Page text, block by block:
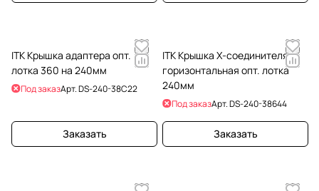
ITK Крышка адаптера опт.
лотка 360 на 240мм
Под заказАрт.DS-240-38C22
Заказать
ITK Крышка Х-соединителя
горизонтальная опт. лотка
240мм
Под заказАрт.DS-240-38644
Заказать